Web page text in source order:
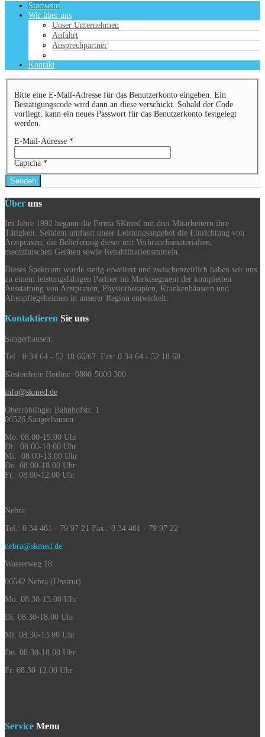
Startseite
Wir über uns
Unser Unternehmen
Anfahrt
Ansprechpartner
Kontakt
Bitte eine E-Mail-Adresse für das Benutzerkonto eingeben. Ein
Bestätigungscode wird dann an diese verschickt. Sobald der Code
vorliegt, kann ein neues Passwort für das Benutzerkonto festgelegt
werden.
E-Mail-Adresse*
Captcha*
Senden
Über uns
Im Jahre 1992 begann die Firma SKmed mit drei Mitarbeitern ihre
Tätigkeit. Seitdem umfasst unser Leistungsangebot die Einrichtung von
Arztpraxen, die Belieferung dieser mit Verbrauchsmaterialien,
medizinischen Geräten sowie Rehabilitationsmitteln.
Dieses Spektrum wurde stetig erweitert und zwischenzeitlich haben wir uns
zu einem leistungsfähigen Partner im Marktsegment der kompletten
Ausstattung von Arztpraxen, Physiotherapien, Krankenhäusern und
Altenpflegeheimen in unserer Region entwickelt.
Kontaktieren Sie uns
Sangerhausen:
Tel.: 0 34 64 - 52 18 66/67 Fax: 0 34 64 - 52 18 68
Kostenfreie Hotline 0800-5000 300
info@skmed.de
Oberröblinger Bahnhofstr. 1
06526 Sangerhausen
Mo. 08.00-15.00 Uhr
Di. 08.00-18.00 Uhr
Mi. 08.00-13.00 Uhr
Do. 08.00-18.00 Uhr
Fr. 08.00-12.00 Uhr
Nebra:
Tel.: 0 34 461 - 79 97 21 Fax.: 0 34 461 - 79 97 22
nebra@skmed.de
Wasserweg 18
06642 Nebra (Unstrut)
Mo. 08.30-13.00 Uhr
Di. 08.30-18.00 Uhr
Mi. 08.30-13.00 Uhr
Do. 08.30-18.00 Uhr
Fr. 08.30-12.00 Uhr
Service Menu